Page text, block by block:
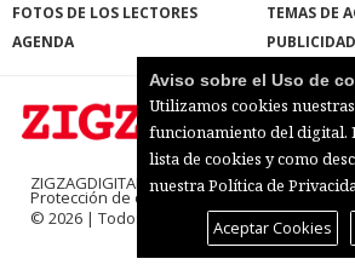
FOTOS DE LOS LECTORES
TEMAS DE
AGENDA
PUBLICIDAD
ZIGZAGDIGITAL.COM |Términos de uso|
Protección de datos|Mapa del sitio
© 2026 | Todos los derechos reservados
Aviso sobre el Uso de
Utilizamos cookies
funcionamiento del digital.
lista de cookies y como
nuestra Política de
Aceptar Cookies